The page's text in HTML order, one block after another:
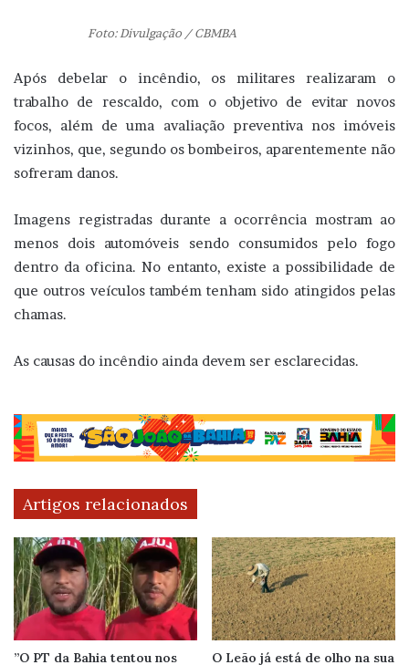
Foto: Divulgação / CBMBA
Após debelar o incêndio, os militares realizaram o
trabalho de rescaldo, com o objetivo de evitar novos
focos, além de uma avaliação preventiva nos imóveis
vizinhos, que, segundo os bombeiros, aparentemente não
sofreram danos.
Imagens registradas durante a ocorrência mostram ao
menos dois automóveis sendo consumidos pelo fogo
dentro da oficina. No entanto, existe a possibilidade de
que outros veículos também tenham sido atingidos pelas
chamas.
As causas do incêndio ainda devem ser esclarecidas.
Artigos relacionados
”O PT da Bahia tentou nos
O Leão já está de olho na sua